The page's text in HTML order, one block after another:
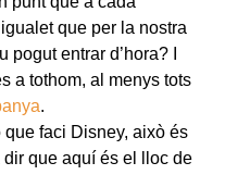
que per la nostra
entrar d’hora? I
a tothom, al menys tots
.
que faci Disney, això és
que aquí és el lloc de